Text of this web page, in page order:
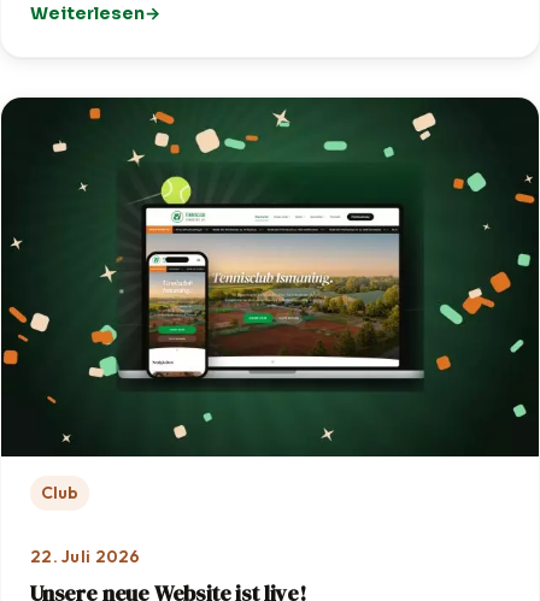
Weiterlesen
: TCI-Sommerfest 2026 – Ein rundum gelungenes Fest
Club
22. Juli 2026
Unsere neue Website ist live!